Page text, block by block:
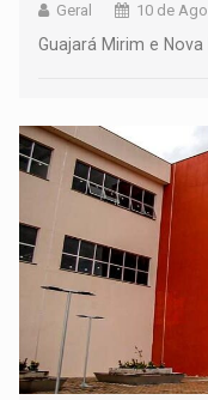
Geral 10 de
Guajará Mirim e